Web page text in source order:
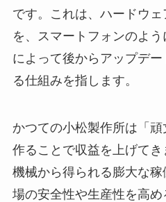
です。これは、ハードウ
を、スマートフォンのよ
によって後からアップデ
る仕組みを指します。
かつての小松製作所は「
作ることで収益を上げて
機械から得られる膨大な
場の安全性や生産性を高